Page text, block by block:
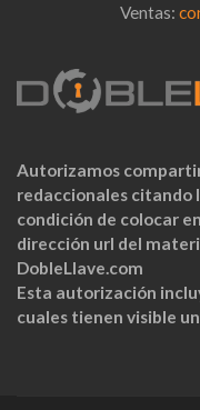
Ventas:
Autorizamos
redaccionales citando
condición de colocar
dirección url del
DobleLlave.com
Esta autorización
cuales tienen visible